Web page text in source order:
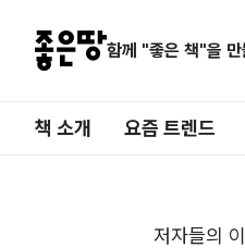
함께 "좋은 책"을
책 소개 요즘 트렌드
저자들의